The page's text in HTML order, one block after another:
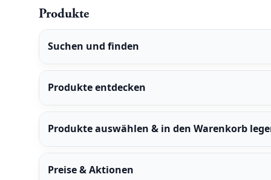
Produkte
Suchen und finden
Produkte entdecken
Produkte auswählen & in den Warenkorb
Preise & Aktionen